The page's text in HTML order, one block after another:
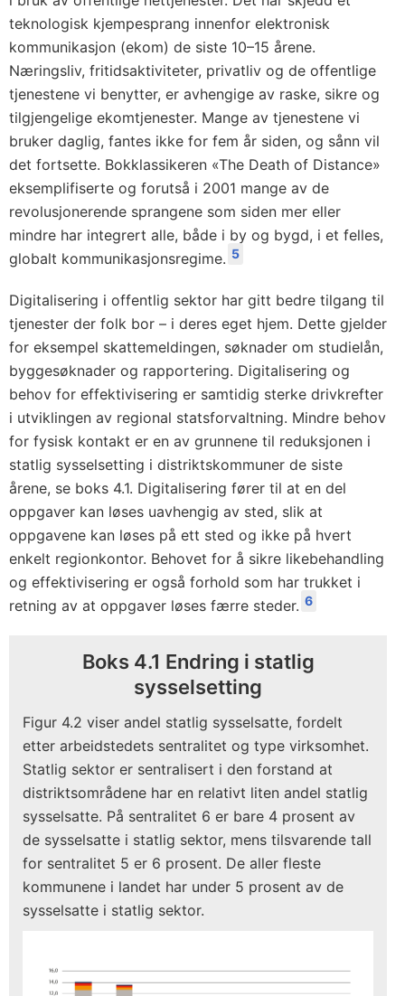
teknologisk kjempesprang innenfor elektronisk
kommunikasjon (ekom) de siste 10–15 årene.
Næringsliv, fritidsaktiviteter, privatliv og de offentlige
tjenestene vi benytter, er avhengige av raske, sikre og
tilgjengelige ekomtjenester. Mange av tjenestene vi
bruker daglig, fantes ikke for fem år siden, og sånn vil
det fortsette. Bokklassikeren «The Death of Distance»
eksemplifiserte og forutså i 2001 mange av de
revolusjonerende sprangene som siden mer eller
mindre har integrert alle, både i by og bygd, i et felles,
globalt kommunikasjonsregime. 5
Digitalisering i offentlig sektor har gitt bedre tilgang til
tjenester der folk bor – i deres eget hjem. Dette gjelder
for eksempel skattemeldingen, søknader om studielån,
byggesøknader og rapportering. Digitalisering og
behov for effektivisering er samtidig sterke drivkrefter
i utviklingen av regional statsforvaltning. Mindre behov
for fysisk kontakt er en av grunnene til reduksjonen i
statlig sysselsetting i distriktskommuner de siste
årene, se boks 4.1. Digitalisering fører til at en del
oppgaver kan løses uavhengig av sted, slik at
oppgavene kan løses på ett sted og ikke på hvert
enkelt regionkontor. Behovet for å sikre likebehandling
og effektivisering er også forhold som har trukket i
retning av at oppgaver løses færre steder. 6
Boks 4.1 Endring i statlig
sysselsetting
Figur 4.2 viser andel statlig sysselsatte, fordelt
etter arbeidstedets sentralitet og type virksomhet.
Statlig sektor er sentralisert i den forstand at
distriktsområdene har en relativt liten andel statlig
sysselsatte. På sentralitet 6 er bare 4 prosent av
de sysselsatte i statlig sektor, mens tilsvarende tall
for sentralitet 5 er 6 prosent. De aller fleste
kommunene i landet har under 5 prosent av de
sysselsatte i statlig sektor.